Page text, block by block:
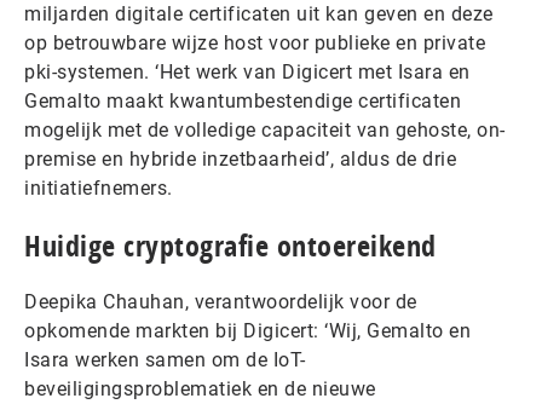
miljarden digitale certificaten uit kan geven en deze
op betrouwbare wijze host voor publieke en private
pki-systemen. ‘Het werk van Digicert met Isara en
Gemalto maakt kwantumbestendige certificaten
mogelijk met de volledige capaciteit van gehoste, on-
premise en hybride inzetbaarheid’, aldus de drie
initiatiefnemers.
Huidige cryptografie ontoereikend
Deepika Chauhan, verantwoordelijk voor de
opkomende markten bij Digicert: ‘Wij, Gemalto en
Isara werken samen om de IoT-
beveiligingsproblematiek en de nieuwe